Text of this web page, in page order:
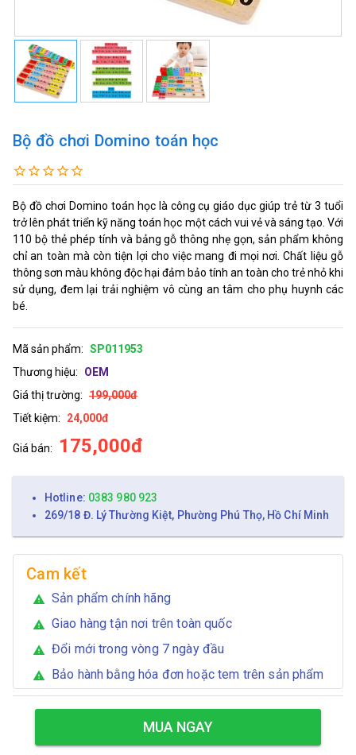
Bộ đồ chơi Domino toán học
Bộ đồ chơi Domino toán học là công cụ giáo dục giúp trẻ từ 3 tuổi
trở lên phát triển kỹ năng toán học một cách vui vẻ và sáng tạo. Với
110 bộ thẻ phép tính và bảng gỗ thông nhẹ gọn, sản phẩm không
chỉ an toàn mà còn tiện lợi cho việc mang đi mọi nơi. Chất liệu gỗ
thông sơn màu không độc hại đảm bảo tính an toàn cho trẻ nhỏ khi
sử dụng, đem lại trải nghiệm vô cùng an tâm cho phụ huynh các
bé.
Mã sản phẩm: SP011953
Thương hiệu:
OEM
Giá thị trường: 199,000đ
Tiết kiệm:
24,000đ
Giá bán: 175,000đ
Hotline: 0383 980 923
269/18 Đ. Lý Thường Kiệt, Phường Phú Thọ, Hồ Chí Minh
Cam kết
warning Sản phẩm chính hãng
warning Giao hàng tận nơi trên toàn quốc
warning Đổi mới trong vòng 7 ngày đầu
warning Bảo hành bằng hóa đơn hoặc tem trên sản phẩm
MUA NGAY